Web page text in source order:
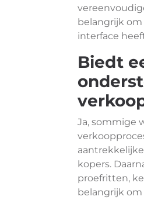
belangrijk
interface
Biedt
Ja, sommige
kopers.
proefritten,
belangrijk